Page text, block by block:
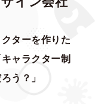
ターを作りた
ャラクター制
う？」